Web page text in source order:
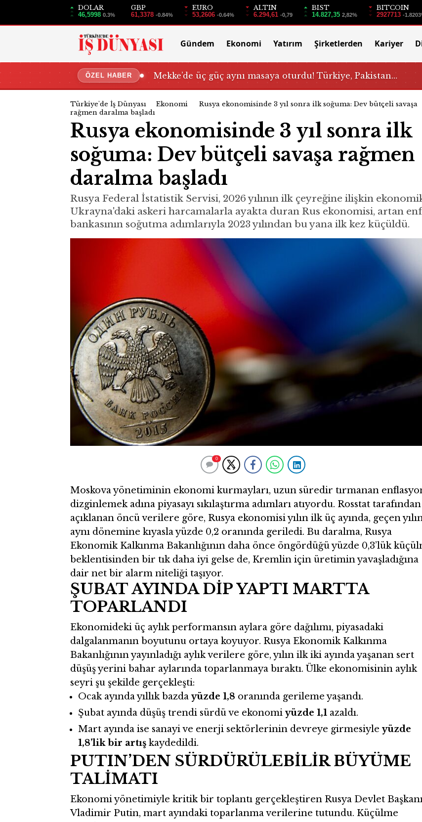
DOLAR
46,5998 0.3%
GBP
61,3378 -0.84%
EURO
53,2606 -0.64%
ALTIN
6.294,61 -0,79
BIST
14.827,35 2,82%
BITCOIN
2927713 -
Gündem Ekonomi Yatırım Şirketlerden Kariyer
ÖZEL HABER Mekke’de üç güç aynı masaya oturdu! Türkiye, Pakistan…
Türkiye'de İş Dünyası Ekonomi
Rusya ekonomisinde 3 yıl sonra ilk soğuma: Dev bütçeli savaşa
rağmen daralma başladı
Rusya ekonomisinde 3 yıl sonra ilk
soğuma: Dev bütçeli savaşa rağmen
daralma başladı
Rusya Federal İstatistik Servisi, 2026 yılının ilk çeyreğine ilişkin
Ukrayna'daki askeri harcamalarla ayakta duran Rus ekonomisi, artan
bankasının soğutma adımlarıyla 2023 yılından bu yana ilk kez küçüldü.
0
Moskova yönetiminin ekonomi kurmayları, uzun süredir tırmanan
dizginlemek adına piyasayı sıkılaştırma adımları atıyordu. Rosstat tarafından
açıklanan öncü verilere göre, Rusya ekonomisi yılın ilk üç ayında, geçen
aynı dönemine kıyasla yüzde 0,2 oranında geriledi. Bu daralma, Rusya
Ekonomik Kalkınma Bakanlığının daha önce öngördüğü yüzde 0,3’lük
beklentisinden bir tık daha iyi gelse de, Kremlin için üretimin yavaşladığına
dair net bir alarm niteliği taşıyor.
ŞUBAT AYINDA DİP YAPTI MARTTA
TOPARLANDI
Ekonomideki üç aylık performansın aylara göre dağılımı, piyasadaki
dalgalanmanın boyutunu ortaya koyuyor. Rusya Ekonomik Kalkınma
Bakanlığının yayınladığı aylık verilere göre, yılın ilk iki ayında yaşanan sert
düşüş yerini bahar aylarında toparlanmaya bıraktı. Ülke ekonomisinin aylık
seyri şu şekilde gerçekleşti:
Ocak ayında yıllık bazda yüzde 1,8 oranında gerileme yaşandı.
Şubat ayında düşüş trendi sürdü ve ekonomi yüzde 1,1 azaldı.
Mart ayında ise sanayi ve enerji sektörlerinin devreye girmesiyle yüzde
1,8’lik bir artış kaydedildi.
PUTIN’DEN SÜRDÜRÜLEBİLİR BÜYÜME
TALİMATI
Ekonomi yönetimiyle kritik bir toplantı gerçekleştiren Rusya Devlet
Vladimir Putin, mart ayındaki toparlanma verilerine tutundu. Küçülme